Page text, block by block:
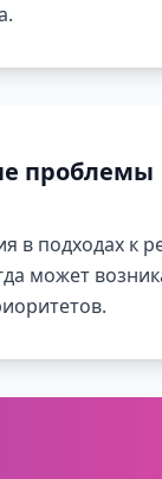
проблемы
в подходах к
может